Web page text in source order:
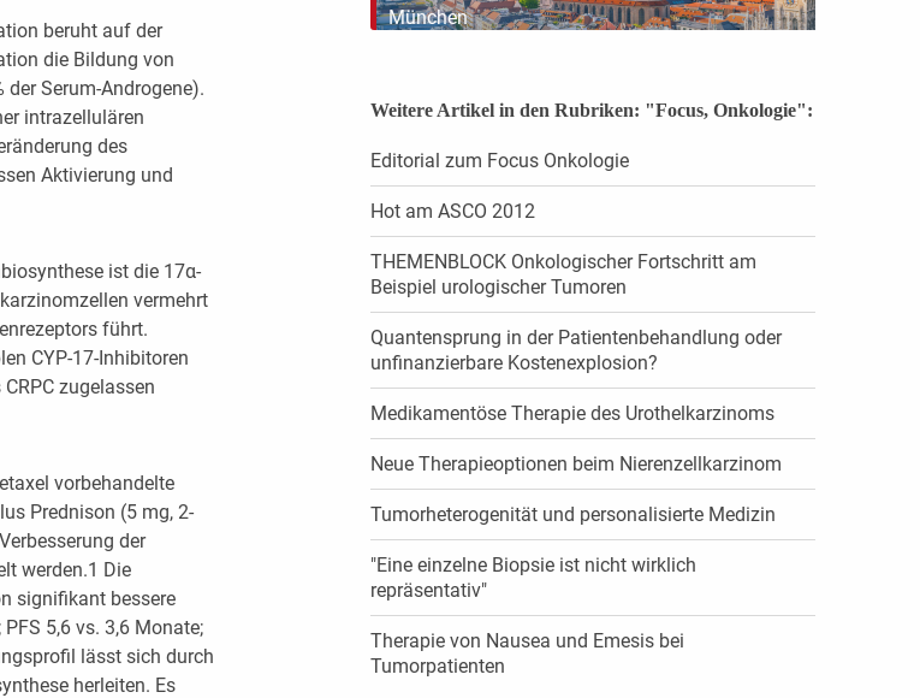
beruht auf der
die Bildung von
Serum-Androgene).
intrazellulären
des
Aktivierung und
ist die 17α-
vermehrt
führt.
CYP-17-Inhibitoren
zugelassen
vorbehandelte
Prednison (5 mg, 2-
der
werden.1 Die
signifikant bessere
5,6 vs. 3,6 Monate;
lässt sich durch
herleiten. Es
München
Weitere Artikel in den Rubriken: "Focus, Onkologie":
Editorial zum Focus Onkologie
Hot am ASCO 2012
THEMENBLOCK Onkologischer Fortschritt am
Beispiel urologischer Tumoren
Quantensprung in der Patientenbehandlung oder
unfinanzierbare Kostenexplosion?
Medikamentöse Therapie des Urothelkarzinoms
Neue Therapieoptionen beim Nierenzellkarzinom
Tumorheterogenität und personalisierte Medizin
"Eine einzelne Biopsie ist nicht wirklich
repräsentativ"
Therapie von Nausea und Emesis bei
Tumorpatienten